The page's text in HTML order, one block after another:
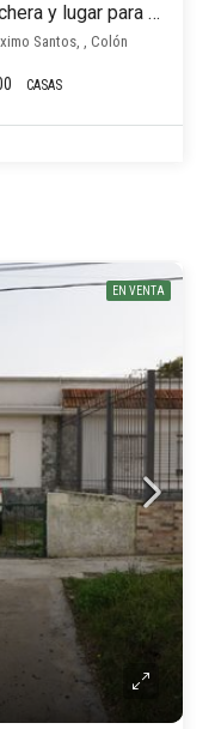
Casa 4 dormitorios 2 baños cochera y lugar para varios autos en Conciliación
Santos, , Colón
CASAS
EN VENTA